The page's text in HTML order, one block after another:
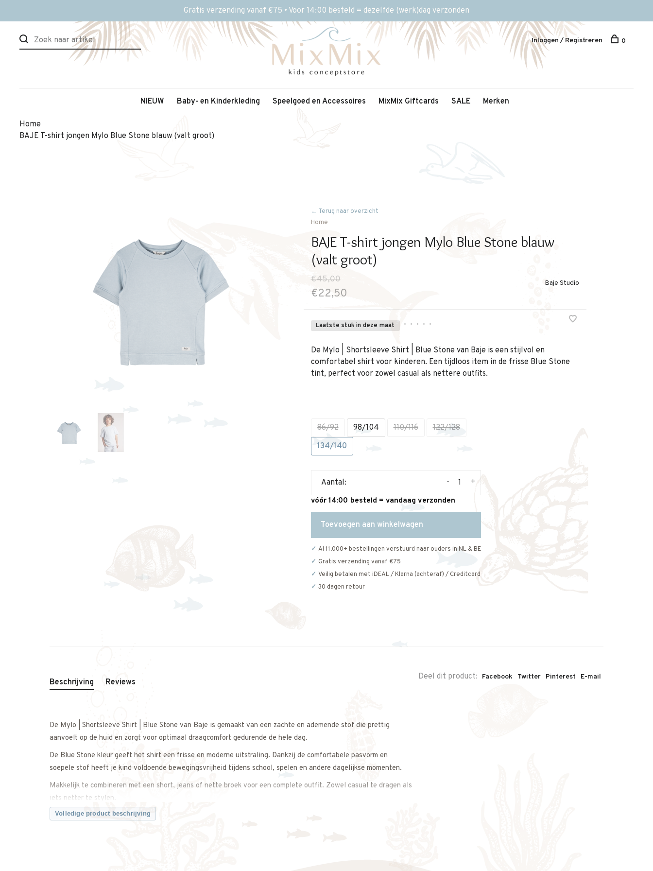
Gratis verzending vanaf €75 • Voor 14:00 besteld = dezelfde (werk)dag verzonden
NIEUW Baby- en Kinderkleding Speelgoed en Accessoires MixMix Giftcards SALE Merken
Inloggen / Registreren 0
Home
BAJE T-shirt jongen Mylo Blue Stone blauw (valt groot)
← Terug naar overzicht
Home
BAJE T-shirt jongen Mylo Blue Stone blauw
(valt groot)
€45,00
€22,50
Baje Studio
Laatste stuk in deze maat • • • • •
De Mylo | Shortsleeve Shirt | Blue Stone van Baje is een stijlvol en
comfortabel shirt voor kinderen. Een tijdloos item in de frisse Blue Stone
tint, perfect voor zowel casual als nettere outfits.
86/92 98/104 110/116
122/128
134/140
Aantal: +
-
vóór 14:00 besteld = vandaag verzonden
Toevoegen aan winkelwagen
Al 11.000+ bestellingen verstuurd naar ouders in NL & BE
Gratis verzending vanaf €75
Veilig betalen met iDEAL / Klarna (achteraf) / Creditcard
30 dagen retour
Deel dit product: Facebook Twitter Pinterest E-mail
Beschrijving Reviews
De Mylo | Shortsleeve Shirt | Blue Stone van Baje is gemaakt van een zachte en ademende stof die prettig
aanvoelt op de huid en zorgt voor optimaal draagcomfort gedurende de hele dag.
De Blue Stone kleur geeft het shirt een frisse en moderne uitstraling. Dankzij de comfortabele pasvorm en
soepele stof heeft je kind voldoende bewegingsvrijheid tijdens school, spelen en andere dagelijkse momenten.
Makkelijk te combineren met een short, jeans of nette broek voor een complete outfit. Zowel casual te dragen als
iets netter te stylen.
Een veelzijdig shirt met een tijdloze en moderne uitstraling.
Twijfel je over de maat? Neem gerust contact met ons op. We meten het shirt graag voor je na, zodat je zeker
Volledige product beschrijving